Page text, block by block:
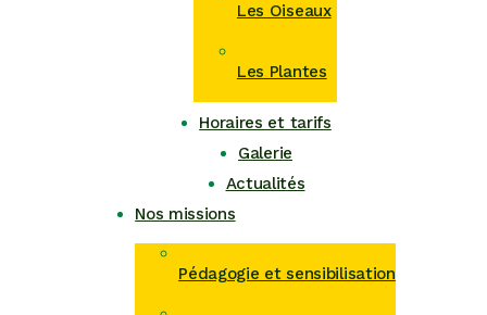
Les Oiseaux
Les Plantes
Horaires et tarifs
Galerie
Actualités
Nos missions
Pédagogie et sensibilisation